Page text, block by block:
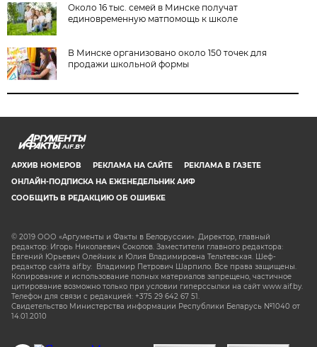
Около 16 тыс. семей в Минске получат
единовременную матпомощь к школе
В Минске организовано около 150 точек для
продажи школьной формы
AIF.BY
АРХИВ НОМЕРОВ РЕКЛАМА НА САЙТЕ
РЕКЛАМА В ГАЗЕТЕ
ОНЛАЙН-ПОДПИСКА НА ЕЖЕНЕДЕЛЬНИК АИФ
СООБЩИТЬ В РЕДАКЦИЮ ОБ ОШИБКЕ
© 2019 ООО «Аргументы и Факты в Белоруссии». Директор, главный
редактор: Игорь Николаевич Соколов. Заместители главного редактора:
Евгений Юрьевич Олейник и Юлия Владимировна Тельтевская. Шеф-
редактор сайта aif.by: Владимир Петрович Шарпило. Все права защищены.
Копирование и использование полных материалов запрещено, частичное
цитирование возможно только при условии гиперссылки на сайт www.aif.by.
Телефон для связи с редакцией: +375 29 642 67 51.
Свидетельство Министерства информации Республики Беларусь №1040 от
14.01.2010